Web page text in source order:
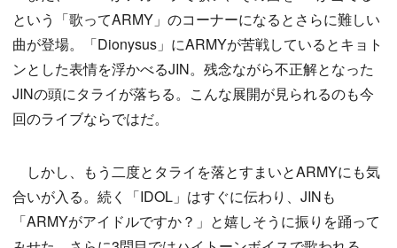
という「歌ってARMY」のコーナーになるとさらに難しい
曲が登場。「Dionysus」にARMYが苦戦しているとキョト
ンとした表情を浮かべるJIN。残念ながら不正解となった
JINの頭にタライが落ちる。こんな展開が見られるのも今
回のライブならではだ。
しかし、もう二度とタライを落とすまいとARMYにも気
合いが入る。続く「IDOL」はすぐに伝わり、JINも
「ARMYがアイドルですか？」と嬉しそうに振りを踊って